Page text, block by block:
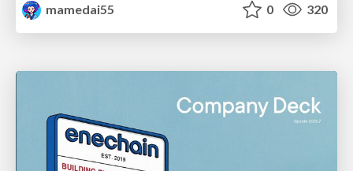
mamedai55
0 320